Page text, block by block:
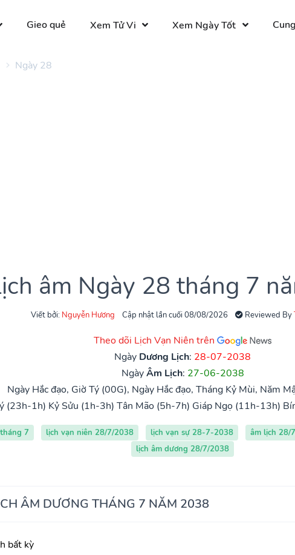
Gieo quẻ Xem Tử Vi Xem Ngày Tốt
Ngày 28
âm Ngày 28 tháng 7
Viết bởi: Nguyễn Hương Cập nhật lần cuối 08/08/2026 Reviewed By
Theo dõi Lịch Vạn Niên trên
Ngày Dương Lịch: 28-07-2038
NgàyÂm Lịch: 27-06-2038
Ngày Hắc đạo, Giờ Tý (00G), Ngày Hắc đạo, Tháng Kỷ Mùi, Năm
(23h-1h) Kỷ Sửu (1h-3h) Tân Mão (5h-7h) Giáp Ngọ (11h-13h)
7 lịch vạn niên 28/7/2038 lịch vạn sự 28-7-2038 âm lịch 28/
lịch âm dương 28/7/2038
ÂM DƯƠNG THÁNG 7 NĂM 2038
bất kỳ